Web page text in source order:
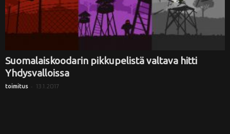
Suomalaiskoodarin pikkupelistä valtava hitti
Yhdysvalloissa
toimitus - 13.1.2017